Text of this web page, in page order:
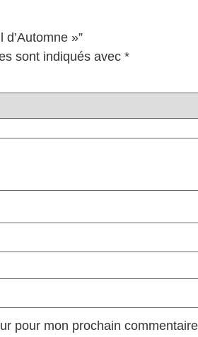
»”
sont indiqués avec *
pour mon prochain